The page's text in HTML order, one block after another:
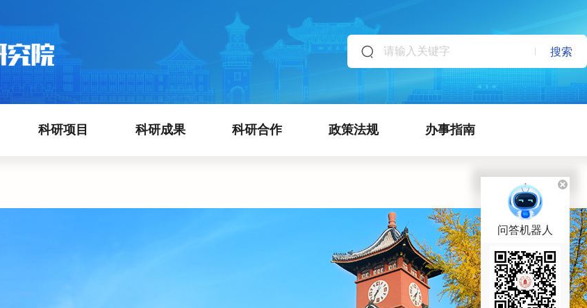
搜索
科研项目 科研成果 科研合作 政策法规 办事指南
问答机器人